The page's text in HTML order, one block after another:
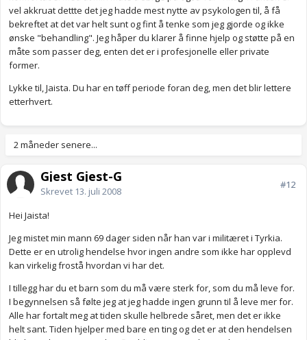
vel akkruat dettte det jeg hadde mest nytte av psykologen til, å få
bekreftet at det var helt sunt og fint å tenke som jeg gjorde og ikke
ønske "behandling". Jeg håper du klarer å finne hjelp og støtte på en
måte som passer deg, enten det er i profesjonelle eller private
former.
Lykke til, Jaista. Du har en tøff periode foran deg, men det blir lettere
etterhvert.
2 måneder senere...
Gjest Gjest-G
Skrevet 13. juli 2008
#12
Hei Jaista!
Jeg mistet min mann 69 dager siden når han var i militæret i Tyrkia.
Dette er en utrolig hendelse hvor ingen andre som ikke har opplevd
kan virkelig frostå hvordan vi har det.
I tillegg har du et barn som du må være sterk for, som du må leve for.
I begynnelsen så følte jeg at jeg hadde ingen grunn til å leve mer for.
Alle har fortalt meg at tiden skulle helbrede såret, men det er ikke
helt sant. Tiden hjelper med bare en ting og det er at den hendelsen